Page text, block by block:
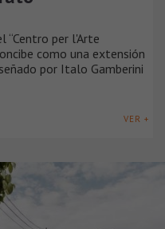
“Centro per l'Arte
como una extensión
por Italo Gamberini
VER +